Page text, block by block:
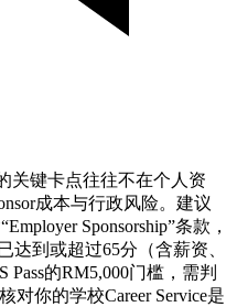
关键卡点往往不在个人资
成本与行政风险。建议
Sponsorship”条款，
达到或超过65分（含薪资、
的RM5,000门槛，需判
对你的学校Career Service是